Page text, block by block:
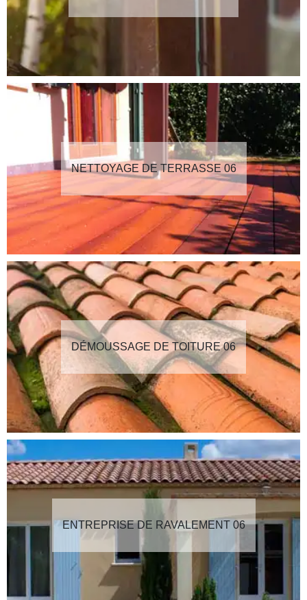
NETTOYAGE DE TERRASSE 06
DÉMOUSSAGE DE TOITURE 06
ENTREPRISE DE RAVALEMENT 06